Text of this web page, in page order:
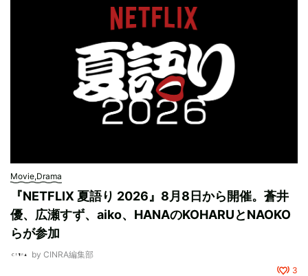
Movie,Drama
『NETFLIX 夏語り 2026』8月8日から開催。蒼井
優、広瀬すず、aiko、HANAのKOHARUとNAOKO
らが参加
by CINRA編集部
3